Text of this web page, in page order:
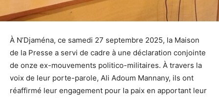
À N’Djaména, ce samedi 27 septembre 2025, la Maison
de la Presse a servi de cadre à une déclaration conjointe
de onze ex-mouvements politico-militaires. À travers la
voix de leur porte-parole, Ali Adoum Mannany, ils ont
réaffirmé leur engagement pour la paix en apportant leur